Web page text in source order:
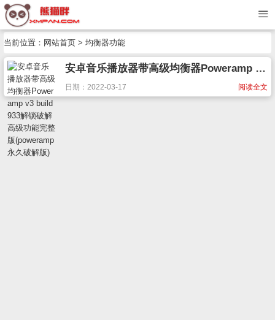
当前位置： 网站首页 > 均衡器功能
安卓音乐播放器带高级均衡器Poweramp v3 build 933解锁破解高级功能完整版(poweramp永久破解版)
阅读全文
日期：2022-03-17